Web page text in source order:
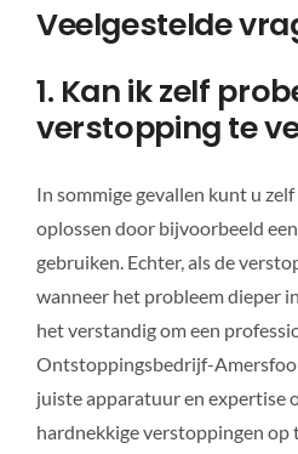
Veelgestelde
1. Kan ik zelf
verstopping te
In sommige gevallen kunt u
oplossen door bijvoorbeeld
gebruiken. Echter, als de
wanneer het probleem dieper
het verstandig om een
Ontstoppingsbedrijf-
juiste apparatuur en expertise
hardnekkige verstoppingen op